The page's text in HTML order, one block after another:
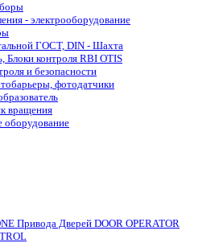
- электрооборудование
ГОСТ, DIN - Шахта
Блоки контроля RBI OTIS
и безопасности
фотодатчики
вращения
оборудование
Привода Дверей DOOR OPERATOR